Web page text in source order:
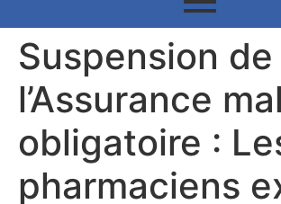
Suspension de
l’Assurance
obligatoire :
pharmaciens